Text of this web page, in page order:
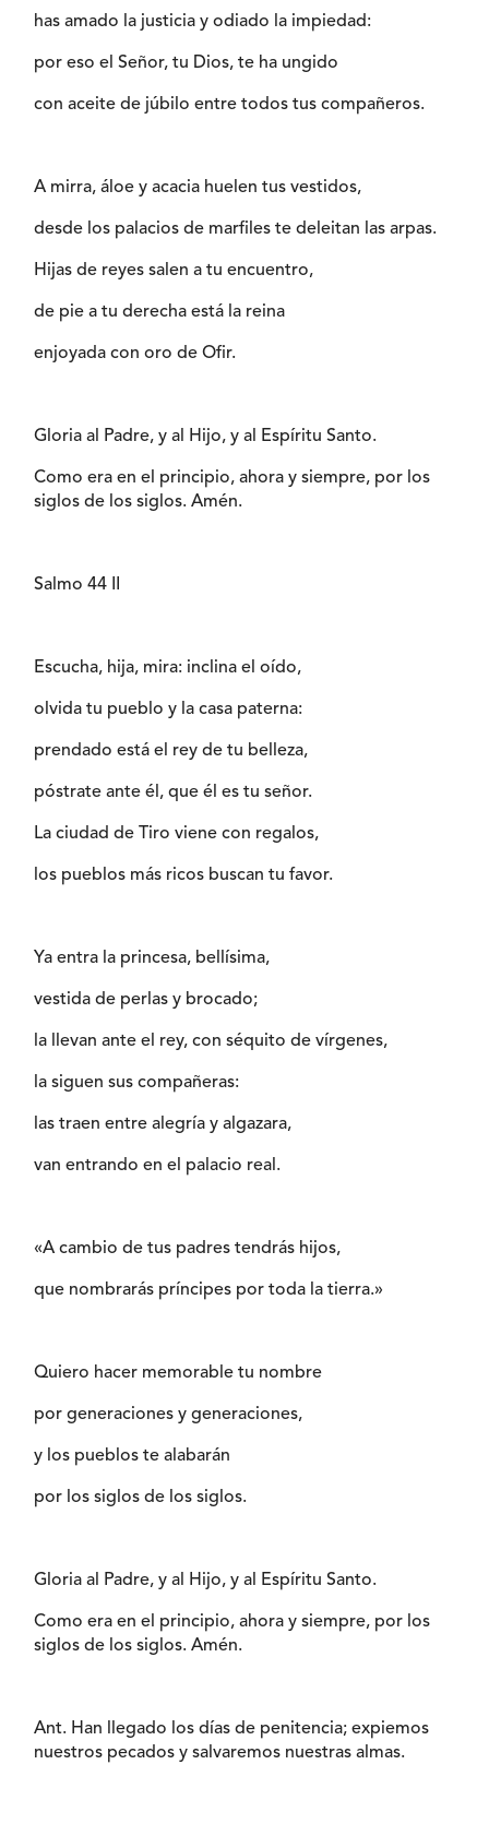
has amado la justicia y odiado la impiedad:
por eso el Señor, tu Dios, te ha ungido
con aceite de júbilo entre todos tus compañeros.
A mirra, áloe y acacia huelen tus vestidos,
desde los palacios de marfiles te deleitan las arpas.
Hijas de reyes salen a tu encuentro,
de pie a tu derecha está la reina
enjoyada con oro de Ofir.
Gloria al Padre, y al Hijo, y al Espíritu Santo.
Como era en el principio, ahora y siempre, por los
siglos de los siglos. Amén.
Salmo 44 II
Escucha, hija, mira: inclina el oído,
olvida tu pueblo y la casa paterna:
prendado está el rey de tu belleza,
póstrate ante él, que él es tu señor.
La ciudad de Tiro viene con regalos,
los pueblos más ricos buscan tu favor.
Ya entra la princesa, bellísima,
vestida de perlas y brocado;
la llevan ante el rey, con séquito de vírgenes,
la siguen sus compañeras:
las traen entre alegría y algazara,
van entrando en el palacio real.
«A cambio de tus padres tendrás hijos,
que nombrarás príncipes por toda la tierra.»
Quiero hacer memorable tu nombre
por generaciones y generaciones,
y los pueblos te alabarán
por los siglos de los siglos.
Gloria al Padre, y al Hijo, y al Espíritu Santo.
Como era en el principio, ahora y siempre, por los
siglos de los siglos. Amén.
Ant. Han llegado los días de penitencia; expiemos
nuestros pecados y salvaremos nuestras almas.